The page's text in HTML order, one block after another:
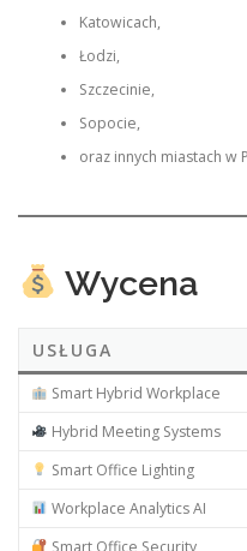
Katowicach,
Łodzi,
Szczecinie,
Sopocie,
oraz innych miastach w
Wycena
USŁUGA
Smart Hybrid Workplace
Hybrid Meeting Systems
Smart Office Lighting
Workplace Analytics AI
Smart Office Security